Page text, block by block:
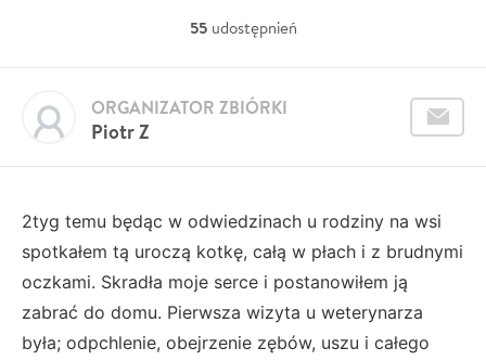
55 udostępnień
Piotr Z
ORGANIZATOR ZBIÓRKI
2tyg temu będąc w odwiedzinach u rodziny na wsi
spotkałem tą uroczą kotkę, całą w płach i z brudnymi
oczkami. Skradła moje serce i postanowiłem ją
zabrać do domu. Pierwsza wizyta u weterynarza
była; odpchlenie, obejrzenie zębów, uszu i całego